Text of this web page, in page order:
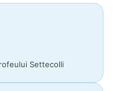
Settecolli